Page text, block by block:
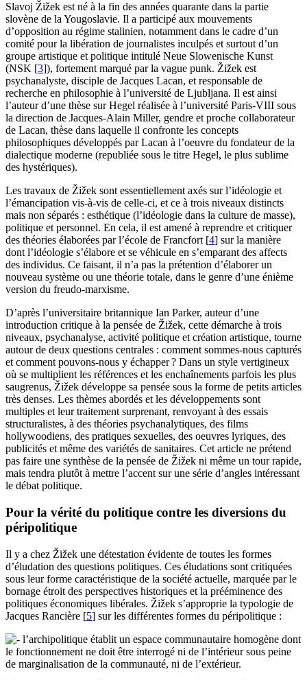
Slavoj Žižek est né à la fin des années quarante dans la partie
slovène de la Yougoslavie. Il a participé aux mouvements
d’opposition au régime stalinien, notamment dans le cadre d’un
comité pour la libération de journalistes inculpés et surtout d’un
groupe artistique et politique intitulé Neue Slowenische Kunst
(NSK [3]), fortement marqué par la vague punk. Žižek est
psychanalyste, disciple de Jacques Lacan, et responsable de
recherche en philosophie à l’université de Ljubljana. Il est ainsi
l’auteur d’une thèse sur Hegel réalisée à l’université Paris-VIII sous
la direction de Jacques-Alain Miller, gendre et proche collaborateur
de Lacan, thèse dans laquelle il confronte les concepts
philosophiques développés par Lacan à l’oeuvre du fondateur de la
dialectique moderne (republiée sous le titre Hegel, le plus sublime
des hystériques).
Les travaux de Žižek sont essentiellement axés sur l’idéologie et
l’émancipation vis-à-vis de celle-ci, et ce à trois niveaux distincts
mais non séparés : esthétique (l’idéologie dans la culture de masse),
politique et personnel. En cela, il est amené à reprendre et critiquer
des théories élaborées par l’école de Francfort [4] sur la manière
dont l’idéologie s’élabore et se véhicule en s’emparant des affects
des individus. Ce faisant, il n’a pas la prétention d’élaborer un
nouveau système ou une théorie totale, dans le genre d’une énième
version du freudo-marxisme.
D’après l’universitaire britannique Ian Parker, auteur d’une
introduction critique à la pensée de Žižek, cette démarche à trois
niveaux, psychanalyse, activité politique et création artistique, tourne
autour de deux questions centrales : comment sommes-nous capturés
et comment pouvons-nous y échapper? Dans un style vertigineux
où se multiplient les références et les enchaînements parfois les plus
saugrenus, Žižek développe sa pensée sous la forme de petits articles
très denses. Les thèmes abordés et les développements sont
multiples et leur traitement surprenant, renvoyant à des essais
structuralistes, à des théories psychanalytiques, des films
hollywoodiens, des pratiques sexuelles, des oeuvres lyriques, des
publicités et même des variétés de sanitaires. Cet article ne prétend
pas faire une synthèse de la pensée de Žižek ni même un tour rapide,
mais tendra plutôt à mettre l’accent sur une série d’angles intéressant
le débat politique.
Pour la vérité du politique contre les diversions du
péripolitique
Il y a chez Žižek une détestation évidente de toutes les formes
d’éludation des questions politiques. Ces éludations sont critiquées
sous leur forme caractéristique de la société actuelle, marquée par le
bornage étroit des perspectives historiques et la prééminence des
politiques économiques libérales. Žižek s’approprie la typologie de
Jacques Rancière [5] sur les différentes formes du péripolitique :
l’archipolitique établit un espace communautaire homogène dont
le fonctionnement ne doit être interrogé ni de l’intérieur sous peine
de marginalisation de la communauté, ni de l’extérieur.